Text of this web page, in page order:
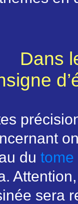
Dans
du tome
sera